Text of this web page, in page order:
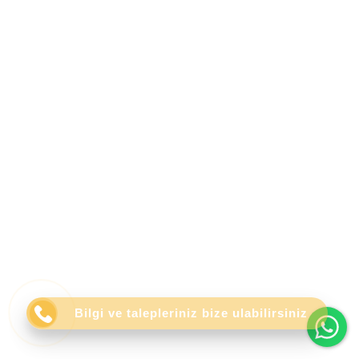
Bilgi ve talepleriniz bize ulabilirsiniz